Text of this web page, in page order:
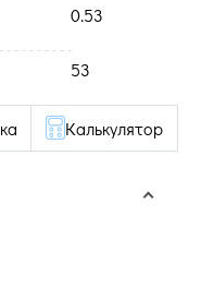
0.53
53
Калькулятор